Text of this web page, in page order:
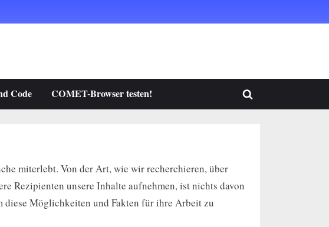
Code COMET-Browser testen!
Toggle
miterlebt. Von der Art, wie wir recherchieren, über
Rezipienten unsere Inhalte aufnehmen, ist nichts davon
diese Möglichkeiten und Fakten für ihre Arbeit zu